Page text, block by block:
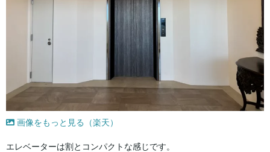
画像をもっと見る（楽天）
エレベーターは割とコンパクトな感じです。